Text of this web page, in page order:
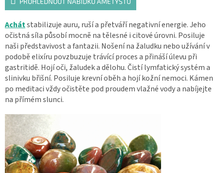
Achátstabilizuje auru, ruší a přetváří negativní energie. Jeho
očistná síla působí mocně na tělesné i citové úrovni. Posiluje
naši představivost a fantazii. Nošení na žaludku nebo užívání v
podobě elixíru povzbuzuje trávící proces a přináší úlevu při
gastritidě. Hojí oči, žaludek a dělohu. Čistí lymfatický systém a
slinivku břišní. Posiluje krevní oběh a hojí kožní nemoci. Kámen
po meditaci vždy očistěte pod proudem vlažné vody a nabíjejte
na přímém slunci.